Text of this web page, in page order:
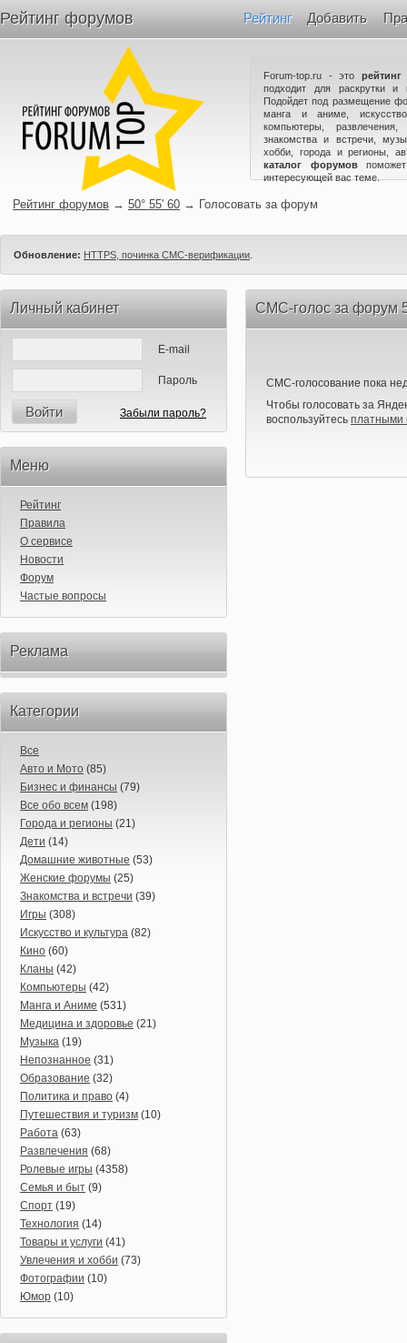
Рейтинг форумов Рейтинг Добавить
Forum-top.ru - это
подходит для раскрутки и
Подойдет под размещение
манга и аниме,
компьютеры,
знакомства и встречи,
хобби, города и регионы,
каталог форумов
интересующей вас теме.
Рейтинг форумов → 50° 55' 60 → Голосовать за форум
Обновление: HTTPS, починка СМС-верификации
Личный кабинет
E-mail
Пароль
Войти Забыли пароль?
Меню
Рейтинг
Правила
О сервисе
Новости
Форум
Частые вопросы
Реклама
Категории
Все
Авто и Мото (85)
Бизнес и финансы (79)
Все обо всем (198)
Города и регионы (21)
Дети (14)
Домашние животные (53)
Женские форумы (25)
Знакомства и встречи (39)
Игры (308)
Искусство и культура (82)
Кино (60)
Кланы (42)
Компьютеры (42)
Манга и Аниме (531)
Медицина и здоровье (21)
Музыка (19)
Непознанное (31)
Образование (32)
Политика и право (4)
Путешествия и туризм (10)
Работа (63)
Развлечения (68)
Ролевые игры (4358)
Семья и быт (9)
Спорт (19)
Технология (14)
Товары и услуги (41)
Увлечения и хобби (73)
Фотографии (10)
Юмор (10)
СМС-голос за форум
СМС-голосование пока
Чтобы голосовать за
воспользуйтесь платными